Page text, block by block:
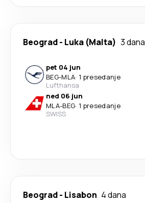
Beograd- Luka (Malta) 3 dana
pet 04 jun
BEG-MLA· 1 presedanje
Lufthansa
ned 06 jun
MLA-BEG· 1 presedanje
SWISS
Beograd- Lisabon 4 dana